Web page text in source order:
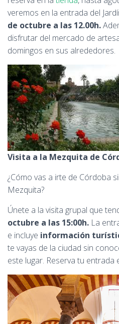
veremos en la entrada del
de octubre a las 12.00h.
disfrutar del mercado de
domingos en sus alrededores.
Visita a la Mezquita de
¿Cómo vas a irte de Córdoba
Mezquita?
Únete a la visita grupal que
octubre a las 15:00h. La
e incluye información
te vayas de la ciudad sin
este lugar. Reserva tu entrada